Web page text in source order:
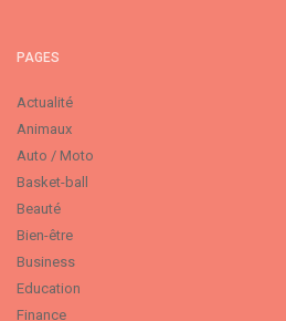
PAGES
Actualité
Animaux
Auto / Moto
Basket-ball
Beauté
Bien-être
Business
Education
Finance